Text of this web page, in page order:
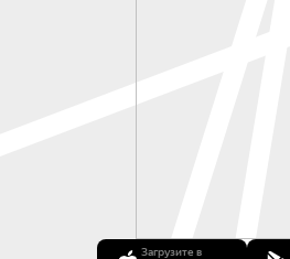
Загрузите в